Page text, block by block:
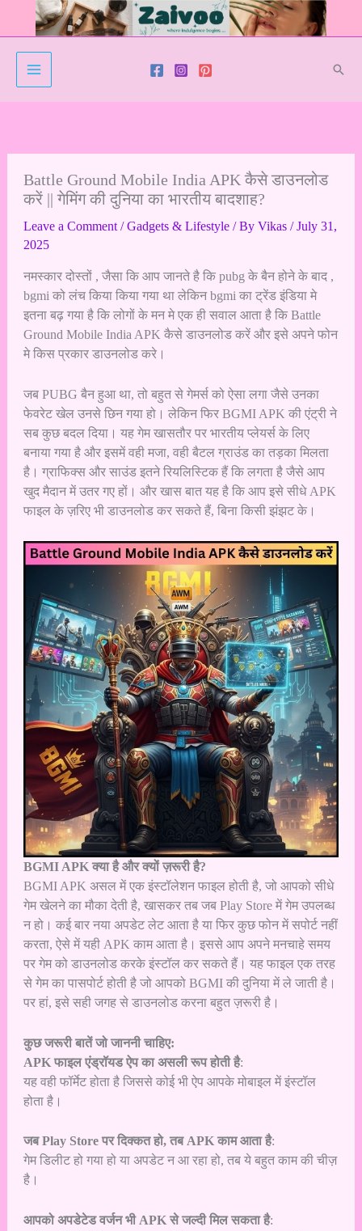
Battle Ground Mobile India APK कैसे डाउनलोड
करें || गेमिंग की दुनिया का भारतीय बादशाह?
Leave a Comment /Gadgets & Lifestyle/ By Vikas /July 31,
2025
नमस्कार दोस्तों , जैसा कि आप जानते है कि pubg के बैन होने के बाद ,
bgmi को लंच किया किया गया था लेकिन bgmi का ट्रेंड इंडिया मे
इतना बढ़ गया है कि लोगों के मन मे एक ही सवाल आता है कि Battle
Ground Mobile India APK कैसे डाउनलोड करें और इसे अपने फोन
मे किस प्रकार डाउनलोड करे।
जब PUBG बैन हुआ था, तो बहुत से गेमर्स को ऐसा लगा जैसे उनका
फेवरेट खेल उनसे छिन गया हो। लेकिन फिर BGMI APK की एंट्री ने
सब कुछ बदल दिया। यह गेम खासतौर पर भारतीय प्लेयर्स के लिए
बनाया गया है और इसमें वही मजा, वही बैटल ग्राउंड का तड़का मिलता
है। ग्राफिक्स और साउंड इतने रियलिस्टिक हैं कि लगता है जैसे आप
खुद मैदान में उतर गए हों। और खास बात यह है कि आप इसे सीधे APK
फाइल के ज़रिए भी डाउनलोड कर सकते हैं, बिना किसी झंझट के।
BGMI APK क्या है और क्यों ज़रूरी है?
BGMI APK असल में एक इंस्टॉलेशन फाइल होती है, जो आपको सीधे
गेम खेलने का मौका देती है, खासकर तब जब Play Store में गेम उपलब्ध
न हो। कई बार नया अपडेट लेट आता है या फिर कुछ फोन में सपोर्ट नहीं
करता, ऐसे में यही APK काम आता है। इससे आप अपने मनचाहे समय
पर गेम को डाउनलोड करके इंस्टॉल कर सकते हैं। यह फाइल एक तरह
से गेम का पासपोर्ट होती है जो आपको BGMI की दुनिया में ले जाती है।
पर हां, इसे सही जगह से डाउनलोड करना बहुत ज़रूरी है।
कुछ जरूरी बातें जो जाननी चाहिए:
APK फाइल एंड्रॉयड ऐप का असली रूप होती है:
यह वही फॉर्मेट होता है जिससे कोई भी ऐप आपके मोबाइल में इंस्टॉल
होता है।
जब Play Store पर दिक्कत हो, तब APK काम आता है:
गेम डिलीट हो गया हो या अपडेट न आ रहा हो, तब ये बहुत काम की चीज़
है।
आपको अपडेटेड वर्जन भी APK से जल्दी मिल सकता है: